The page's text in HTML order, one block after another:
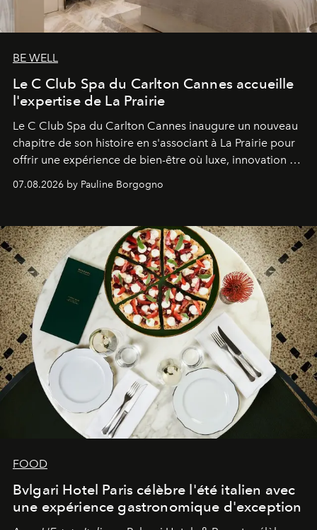
BE WELL
Le C Club Spa du Carlton Cannes accueille
l'expertise de La Prairie
Le C Club Spa du Carlton Cannes inaugure un nouveau
chapitre de son histoire en s'associant à La Prairie pour
offrir une expérience de bien-être où luxe, innovation et
07.08.2026 by Pauline Borgogno
FOOD
Bvlgari Hotel Paris célèbre l'été italien avec
une expérience gastronomique d'exception